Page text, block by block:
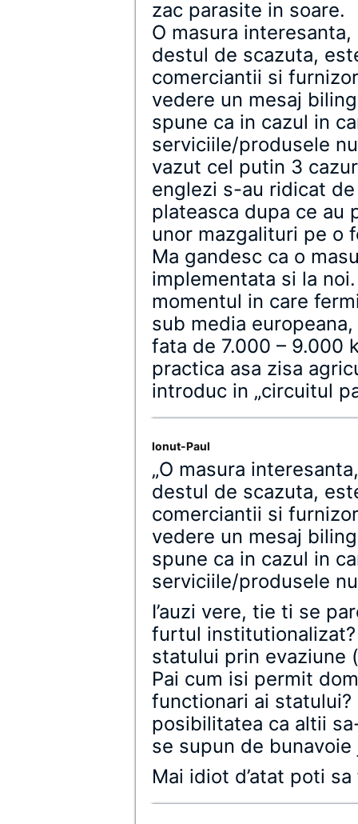
zac parasite in soare.
O masura
destul de scazuta,
comerciantii si
vedere un mesaj
spune ca in cazul in
serviciile/produsele
vazut cel putin 3
englezi s-au ridicat
plateasca dupa ce au
unor mazgalituri pe o
Ma gandesc ca o
implementata si la
momentul in care
sub media
fata de 7.000 – 9.000
practica asa zisa
introduc in „circuitul
Ionut-Paul
„O masura
destul de scazuta,
comerciantii si
vedere un mesaj
spune ca in cazul in
serviciile/produsele
I’auzi vere, tie ti se
furtul
statului prin evaziune
Pai cum isi permit
functionari ai statului?
posibilitatea ca altii
se supun de
Mai idiot d’atat poti